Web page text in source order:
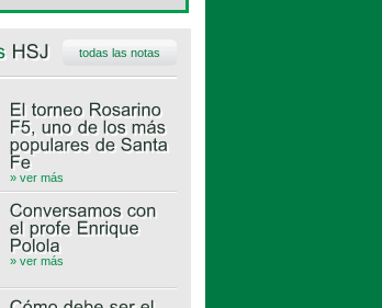
todas las notas
» ver más
» ver más